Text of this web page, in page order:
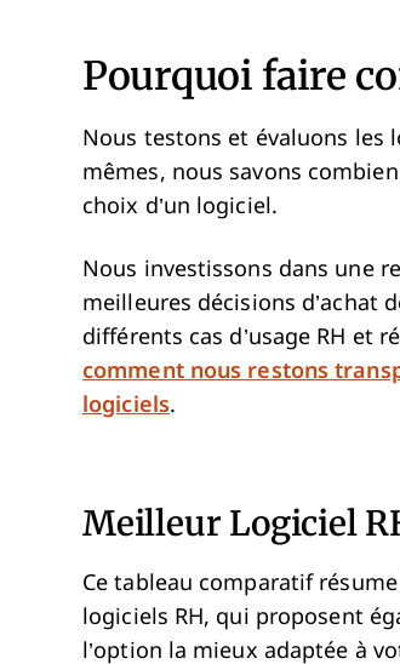
Pourquoi faire
Nous testons et évaluons les
mêmes, nous savons
choix d’un logiciel.
Nous investissons dans une
meilleures décisions d’achat
différents cas d’usage RH et
comment nous restons
logiciels.
Meilleur Logiciel
Ce tableau comparatif
logiciels RH, qui proposent
l’option la mieux adaptée à